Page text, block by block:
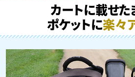
カートに載せた
ポケットに楽々